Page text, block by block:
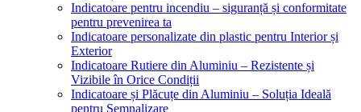
Indicatoare pentru incendiu – siguranță și conformitate
pentru prevenirea ta
Indicatoare personalizate din plastic pentru Interior și
Exterior
Indicatoare Rutiere din Aluminiu – Rezistente și
Vizibile în Orice Condiții
Indicatoare și Plăcuțe din Aluminiu – Soluția Ideală
pentru Semnalizare